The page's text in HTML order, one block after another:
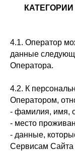
4.1. Оператор
данные
Оператора.
4.2. К
Оператором,
- фамилия, имя,
- место
- данные,
Сервисам Сайта